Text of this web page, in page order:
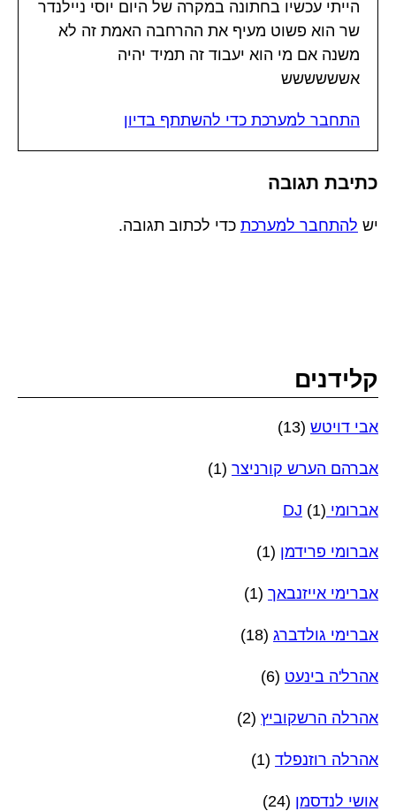
הייתי עכשיו בחתונה במקרה של היום יוסי ניילנדר
שר הוא פשוט מעיף את ההרחבה האמת זה לא
משנה אם מי הוא יעבוד זה תמיד יהיה
אשששששש
התחבר למערכת כדי להשתתף בדיון
כתיבת תגובה
יש להתחבר למערכת כדי לכתוב תגובה.
קלידנים
אבי דויטש (13)
אברהם הערש קורניצר (1)
אברומי DJ (1)
אברומי פרידמן (1)
אברימי אייזנבאך (1)
אברימי גולדברג (18)
אהרל'ה בינעט (6)
אהרלה הרשקוביץ (2)
אהרלה רוזנפלד (1)
אושי לנדסמן (24)